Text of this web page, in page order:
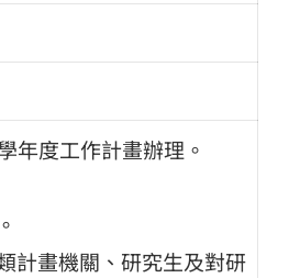
年度工作計畫辦理。
計畫機關、研究生及對研